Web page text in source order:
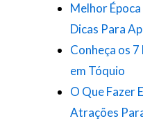
Melhor
Dicas Para
Conheça os
em Tóquio
O Que Fazer
Atrações